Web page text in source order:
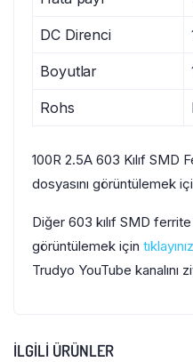
DC Direnci
Boyutlar
Rohs
100R 2.5A 603 Kılıf SMD
dosyasını görüntülemek
Diğer 603 kılıf SMD
görüntülemek için tıklayınız
Trudyo YouTube kanalını
İLGILI ÜRÜNLER